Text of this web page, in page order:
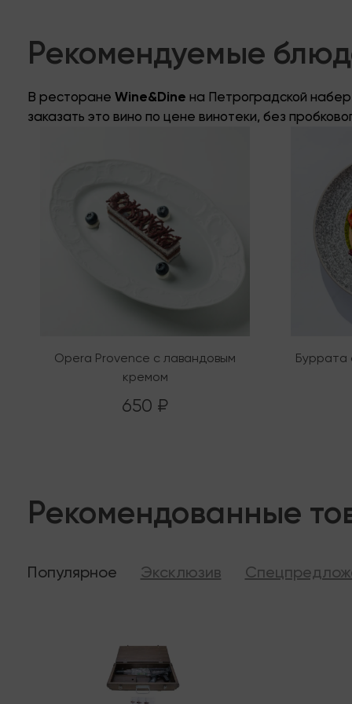
Рекомендуемые
В ресторане Wine&Dine на Петроградской
заказать это вино по цене винотеки, без
Opera Provence с лавандовым
кремом
650 ₽
Буррата
Рекомендованные
Популярное Эксклюзив